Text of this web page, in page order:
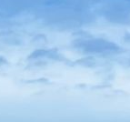
Kebakaran
Soya di
2 Agustus 2026